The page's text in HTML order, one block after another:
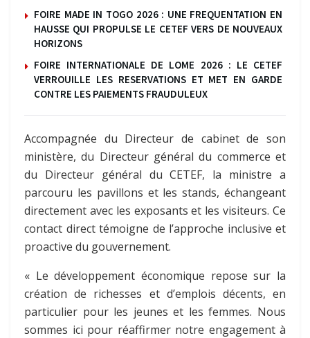
FOIRE MADE IN TOGO 2026 : UNE FREQUENTATION EN
HAUSSE QUI PROPULSE LE CETEF VERS DE NOUVEAUX
HORIZONS
FOIRE INTERNATIONALE DE LOME 2026 : LE CETEF
VERROUILLE LES RESERVATIONS ET MET EN GARDE
CONTRE LES PAIEMENTS FRAUDULEUX
Accompagnée du Directeur de cabinet de son
ministère, du Directeur général du commerce et
du Directeur général du CETEF, la ministre a
parcouru les pavillons et les stands, échangeant
directement avec les exposants et les visiteurs. Ce
contact direct témoigne de l’approche inclusive et
proactive du gouvernement.
« Le développement économique repose sur la
création de richesses et d’emplois décents, en
particulier pour les jeunes et les femmes. Nous
sommes ici pour réaffirmer notre engagement à